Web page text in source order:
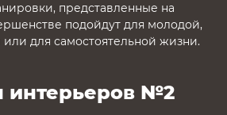
представленные на
подойдут для молодой,
для самостоятельной жизни.
интерьеров №2